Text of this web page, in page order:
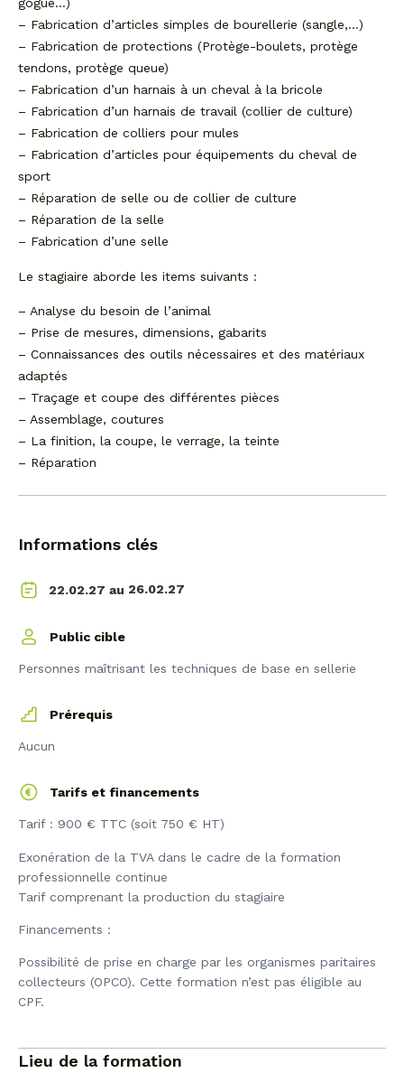
gogue…)
– Fabrication d’articles simples de bourellerie (sangle,…)
– Fabrication de protections (Protège-boulets, protège
tendons, protège queue)
– Fabrication d’un harnais à un cheval à la bricole
– Fabrication d’un harnais de travail (collier de culture)
– Fabrication de colliers pour mules
– Fabrication d’articles pour équipements du cheval de
sport
– Réparation de selle ou de collier de culture
– Réparation de la selle
– Fabrication d’une selle
Le stagiaire aborde les items suivants :
– Analyse du besoin de l’animal
– Prise de mesures, dimensions, gabarits
– Connaissances des outils nécessaires et des matériaux
adaptés
– Traçage et coupe des différentes pièces
– Assemblage, coutures
– La finition, la coupe, le verrage, la teinte
– Réparation
Informations clés
22.02.27 au 26.02.27
Public cible
Personnes maîtrisant les techniques de base en sellerie
Prérequis
Aucun
Tarifs et financements
Tarif : 900 € TTC (soit 750 € HT)
Exonération de la TVA dans le cadre de la formation
professionnelle continue
Tarif comprenant la production du stagiaire
Financements :
Possibilité de prise en charge par les organismes paritaires
collecteurs (OPCO). Cette formation n’est pas éligible au
CPF.
Lieu de la formation